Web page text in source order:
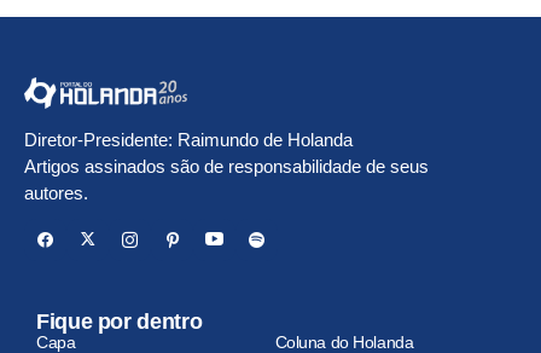
Diretor-Presidente: Raimundo de Holanda
Artigos assinados são de responsabilidade de seus
autores.
Fique por dentro
Capa
Coluna do Holanda